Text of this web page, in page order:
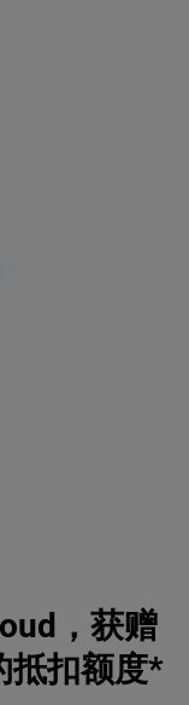
，获赠
抵扣额度*